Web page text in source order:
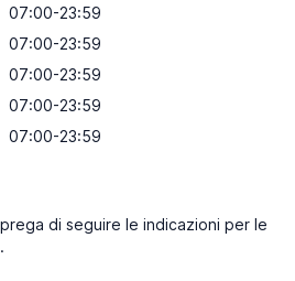
07:00-23:59
07:00-23:59
07:00-23:59
07:00-23:59
07:00-23:59
di seguire le indicazioni per le